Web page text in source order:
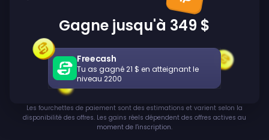
Gagne jusqu'à 349 $
Freecash
Tu as gagné 21 $ en atteignant le
niveau 2200
Les fourchettes de paiement sont des estimations et varient selon la
disponibilité des offres. Les gains réels dépendent des offres actives au
moment de l'inscription.